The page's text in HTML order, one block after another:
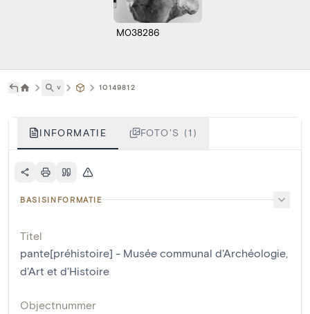
M038286
˅ 10149812
INFORMATIE FOTO'S (1)
BASISINFORMATIE
Titel
pante[préhistoire] - Musée communal d'Archéologie,
d'Art et d'Histoire
Objectnummer